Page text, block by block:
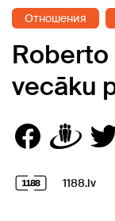
Отношения
vecāku
1188.lv